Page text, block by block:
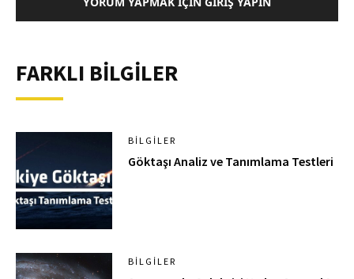
FARKLI BİLGİLER
BILGILER
Göktaşı Analiz ve Tanımlama Testleri
BILGILER